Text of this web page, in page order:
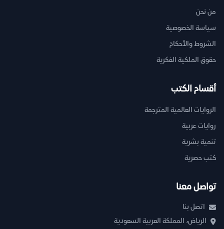
من نحن
سياسة الخصوصية
الشروط والأحكام
حقوق الملكية الفكرية
أقسام الكتب
الروايات العالمية المترجمة
روايات عربية
تنمية بشرية
كتب حصرية
تواصل معنا
اتصل بنا
الرياض، المملكة العربية السعودية